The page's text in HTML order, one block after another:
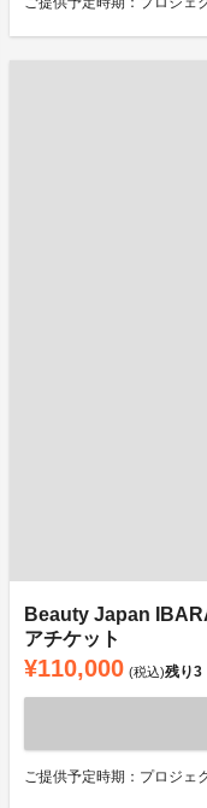
Beauty Japan
アチケット
¥110,000 (税込)残り3
ご提供予定時期：プロジェ